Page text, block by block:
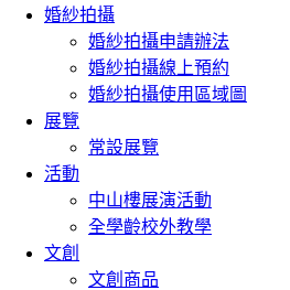
婚紗拍攝
婚紗拍攝申請辦法
婚紗拍攝線上預約
婚紗拍攝使用區域圖
展覽
常設展覽
活動
中山樓展演活動
全學齡校外教學
文創
文創商品